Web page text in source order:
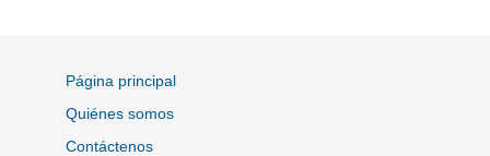
Página principal
Quiénes somos
Contáctenos